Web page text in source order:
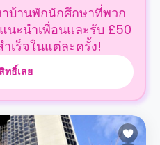
บ้านพักนักศึกษาที่พวก
นะนำเพื่อนและรับ £50
เร็จในแต่ละครั้ง!
ทธิ์เลย